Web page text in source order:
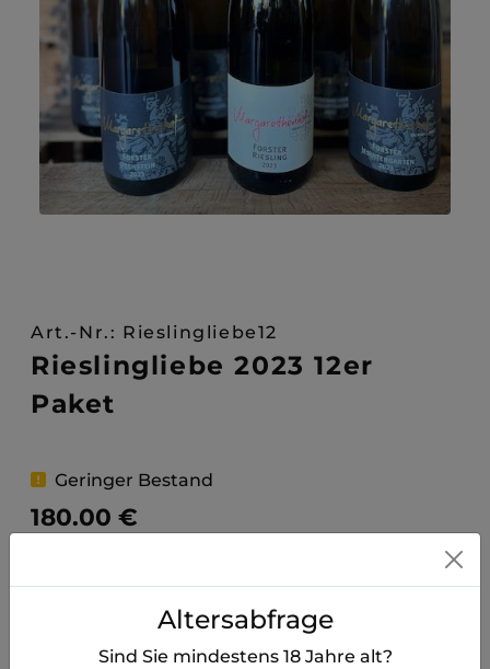
Altersabfrage
Sind Sie mindestens 18Jahre alt?
Art.-Nr.: Rieslingliebe12
Rieslingliebe 2023 12er
Paket
Geringer Bestand
180.00 €
(inkl. Versand)
MEHR ZU RIESLINGLIEBE 2023 12ER PAKET